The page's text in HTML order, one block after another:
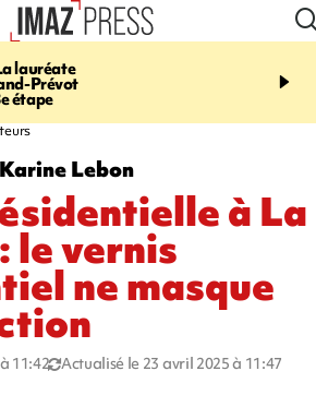
lauréate
Prévot
étape
20:17
routière, concours de
Lebon
à La
le vernis
ne masque
11:42 Actualisé le 23 avril 2025 à 11:47